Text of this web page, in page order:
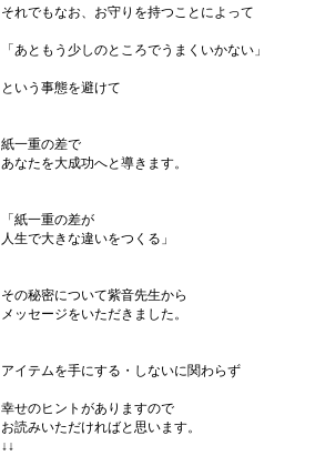
それでもなお、お守りを持つことによって
「あともう少しのところでうまくいかない」
という事態を避けて
紙一重の差で
あなたを大成功へと導きます。
「紙一重の差が
人生で大きな違いをつくる」
その秘密について紫音先生から
メッセージをいただきました。
アイテムを手にする・しないに関わらず
幸せのヒントがありますので
お読みいただければと思います。
↓↓